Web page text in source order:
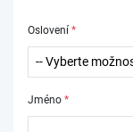
Oslovení *
Jméno *